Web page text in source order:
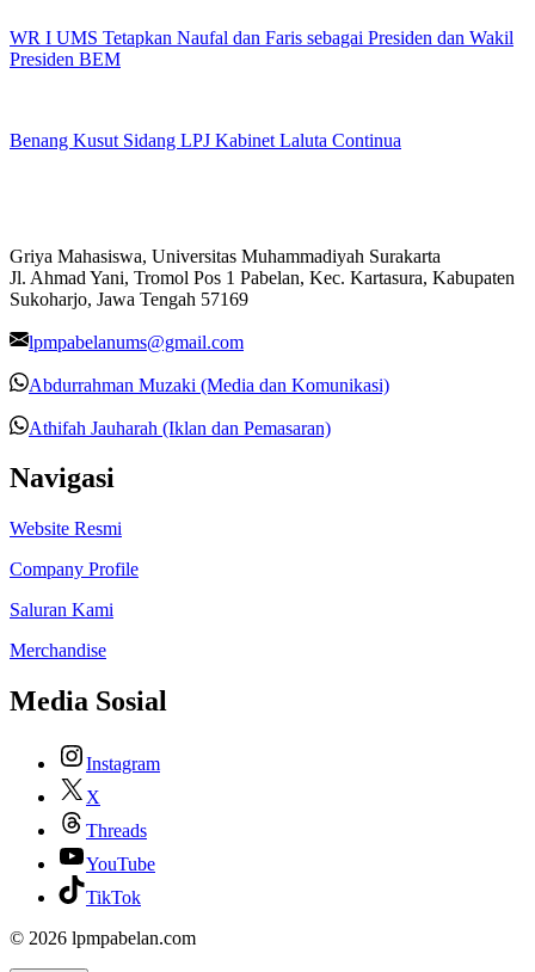
WR I UMS Tetapkan Naufal dan Faris sebagai Presiden dan Wakil
Presiden BEM
Benang Kusut Sidang LPJ Kabinet Laluta Continua
Griya Mahasiswa, Universitas Muhammadiyah Surakarta
Jl. Ahmad Yani, Tromol Pos 1 Pabelan, Kec. Kartasura, Kabupaten
Sukoharjo, Jawa Tengah 57169
lpmpabelanums@gmail.com
Abdurrahman Muzaki (Media dan Komunikasi)
Athifah Jauharah (Iklan dan Pemasaran)
Navigasi
Website Resmi
Company Profile
Saluran Kami
Merchandise
Media Sosial
Instagram
X
Threads
YouTube
TikTok
© 2026 lpmpabelan.com